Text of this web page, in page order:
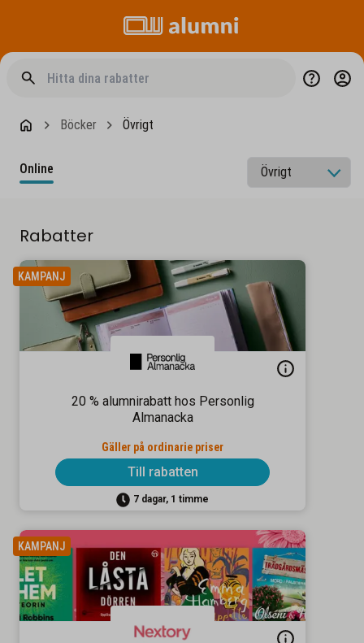
Böcker Övrigt
Online
Rabatter
KAMPANJ
20 % alumnirabatt hos Personlig
Almanacka
Gäller på ordinarie priser
Till rabatten
7 dagar, 1 timme
KAMPANJ